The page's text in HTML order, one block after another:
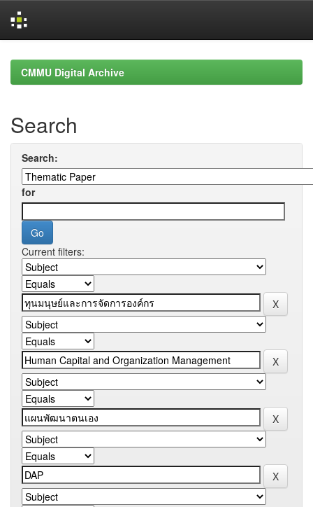
navigationCMMU Digital Archive
Search
Search:
for
Current filters: